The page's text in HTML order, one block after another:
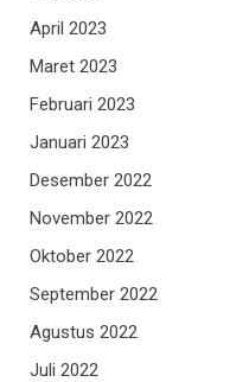
April 2023
Maret 2023
Februari 2023
Januari 2023
Desember 2022
November 2022
Oktober 2022
September 2022
Agustus 2022
Juli 2022